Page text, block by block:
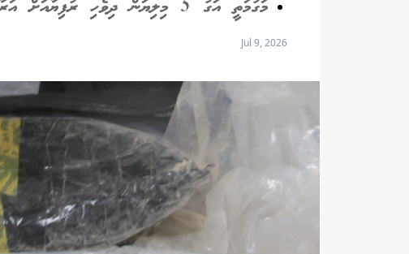
މަގުމަތީ އަގު 5 މިލިޔަން ދިވެހި ރުފިޔާއަށް އަރާ
Jul 9, 2026